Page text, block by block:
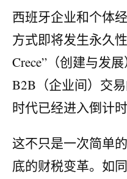
西班牙企业和个体
方式即将发生永久
Crece”（创建与发
B2B（企业间）交
时代已经进入倒计时
这不只是一次简单
底的财税变革。如